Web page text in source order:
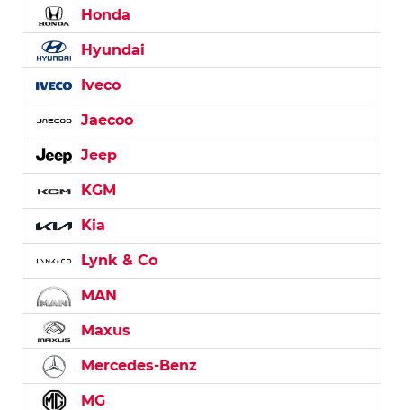
Honda
Hyundai
Iveco
Jaecoo
Jeep
KGM
Kia
Lynk & Co
MAN
Maxus
Mercedes-Benz
MG